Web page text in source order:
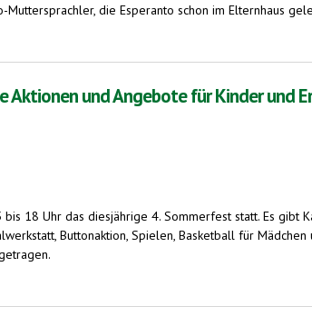
die Esperanto schon im Elternhaus
und Angebote für Kinder und
18 Uhr das diesjährige 4. Sommerfest statt. Es gibt
Buttonaktion, Spielen, Basketball für
für Kinder und Erwachsene